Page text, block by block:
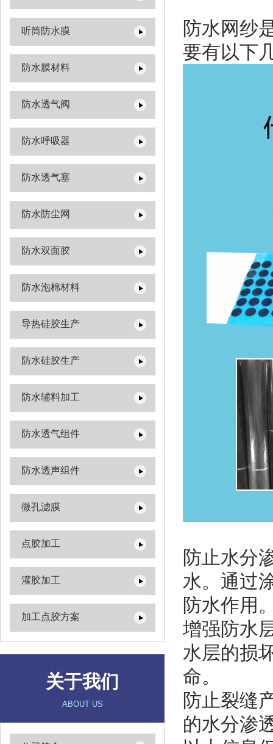
听筒防水膜
防水膜材料
防水透气阀
防水呼吸器
防水透气塞
防水防尘网
防水双面胶
防水泡棉材料
导热硅胶生产
防水硅胶生产
防水辅料加工
防水透气组件
防水透声组件
微孔滤膜
点胶加工
灌胶加工
加工点胶方案
关于我们
ABOUT US
防水网纱
要有以下
防止水分
水。通过
防水作用
增强防水
水层的损
命。
防止裂缝
的水分渗